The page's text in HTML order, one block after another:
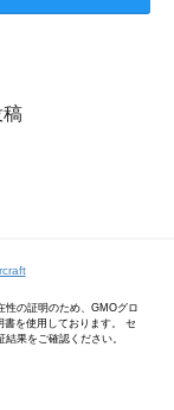
稿
性の証明のため、GMOグロ
を使用しております。 セ
果をご確認ください。